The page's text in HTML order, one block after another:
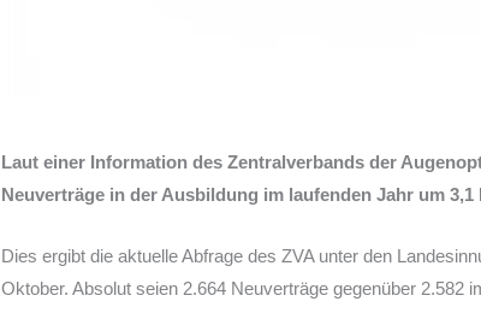
Laut einer Information des Zentralverbands der
Neuverträge in der Ausbildung im laufenden Jahr um
Dies ergibt die aktuelle Abfrage des ZVA unter den
Oktober. Absolut seien 2.664 Neuverträge gegenüber 2.582